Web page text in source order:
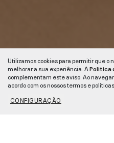
× BAIXE O APP E
SUA PRIMEIRA
Utilizamos cookies para permitir que o
melhorar a sua experiência. APolitica
complementam este aviso. Ao
acordo com os nossos termos e políticas.
CONFIGURAÇÃO